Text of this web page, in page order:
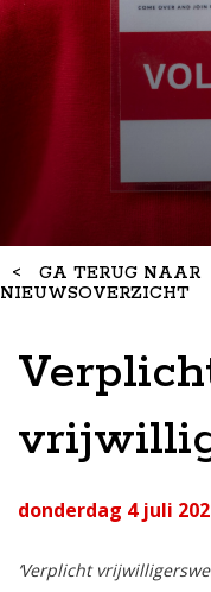
< GA TERUG NAAR
NIEUWSOVERZICHT
donderdag 4 juli
‘Verplicht